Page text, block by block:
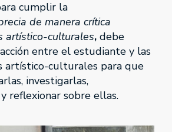
cumplir la
de manera crítica
artístico-culturales, debe
entre el estudiante y las
artístico-culturales para que
investigarlas,
reflexionar sobre ellas.